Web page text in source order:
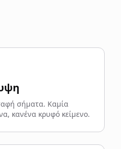
σήματα. Καμία
κανένα κρυφό κείμενο.